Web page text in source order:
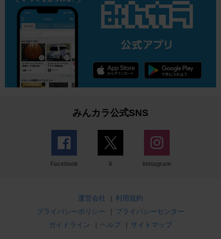
みんカラ公式SNS
Facebook X Instagram
運営会社 | 利用規約
プライバシーポリシー
| プライバシーセンター
ガイドライン
| ヘルプ | サイトマップ